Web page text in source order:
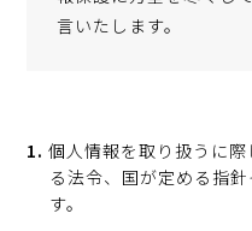
言いたします。
個人情報を取り扱うに
る法令、国が定める指
す。